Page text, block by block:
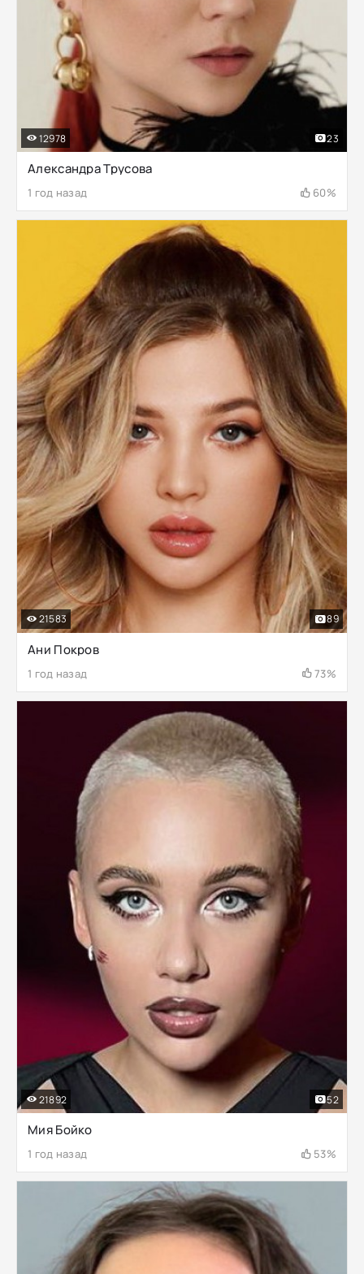
Александра Трусова
1 год назад 60%
12978 23
Ани Покров
1 год назад 73%
21583 89
Мия Бойко
1 год назад 53%
21892 52